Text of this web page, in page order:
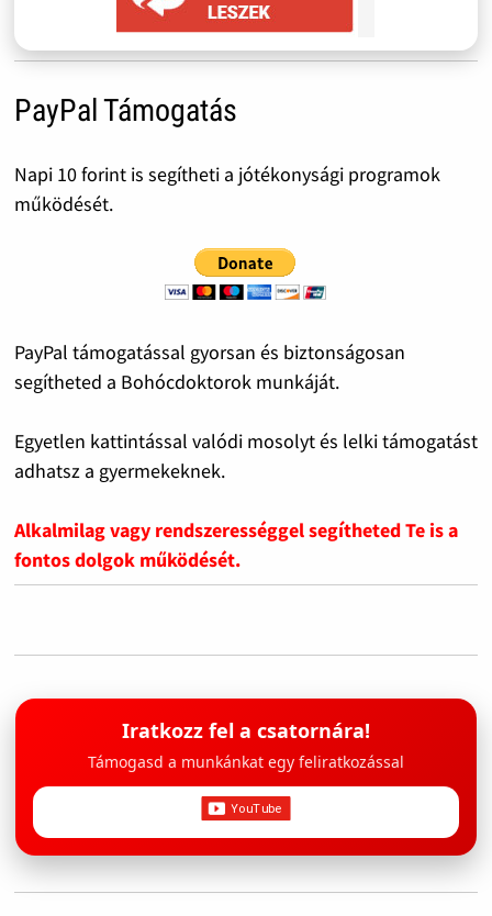
PayPal Támogatás
Napi 10 forint is segítheti a jótékonysági programok
működését.
PayPal támogatással gyorsan és biztonságosan
segítheted a Bohócdoktorok munkáját.
Egyetlen kattintással valódi mosolyt és lelki támogatást
adhatsz a gyermekeknek.
Alkalmilag vagy rendszerességgel segítheted Te is a
fontos dolgok működését.
Iratkozz fel a csatornára!
Támogasd a munkánkat egy feliratkozással